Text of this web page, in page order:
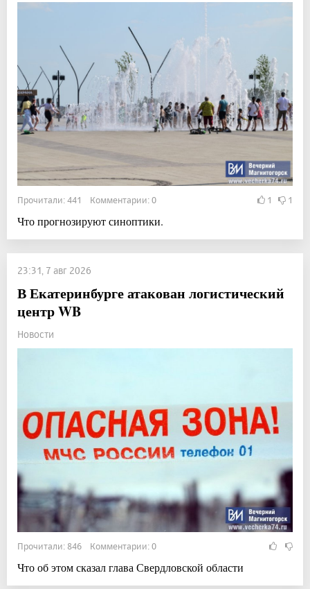
Прочитали: 441 Комментарии: 0 1 1
Что прогнозируют синоптики.
23:31, 7 авг 2026
В Екатеринбурге атакован логистический
центр WB
Новости
Прочитали: 846 Комментарии: 0
Что об этом сказал глава Свердловской области